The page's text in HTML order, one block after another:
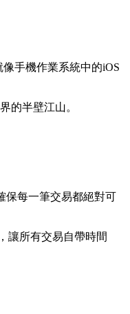
手機作業系統中的iOS
的半壁江山。
保每一筆交易都絕對可
讓所有交易自帶時間